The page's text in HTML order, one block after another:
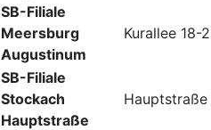
SB-Filiale
Meersburg
Augustinum
Kurallee 18-
SB-Filiale
Stockach
Hauptstraße